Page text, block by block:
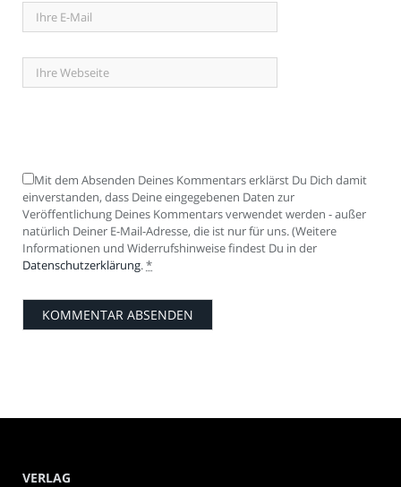
Mit dem Absenden Deines Kommentars erklärst Du Dich damit
einverstanden, dass Deine eingegebenen Daten zur
Veröffentlichung Deines Kommentars verwendet werden - außer
natürlich Deiner E-Mail-Adresse, die ist nur für uns. (Weitere
Informationen und Widerrufshinweise findest Du in der
Datenschutzerklärung.*
VERLAG